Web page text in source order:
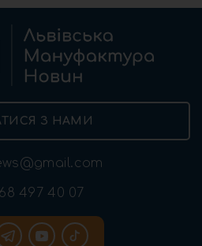
З НАМИ
497 40 07